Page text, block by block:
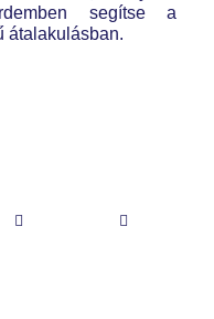
segítse a
átalakulásban.